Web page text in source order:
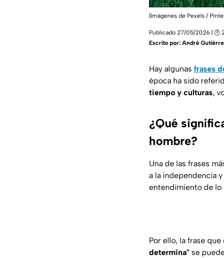
|Imágenes de Pexels /
Publicado 27/05/2026 | 🕑
Escrito por: André
Hay algunas frases
época ha sido
tiempo y culturas,
¿Qué
hombre?
Una de las frases
a la independencia
entendimiento de lo
Por ello, la frase que
determina" se